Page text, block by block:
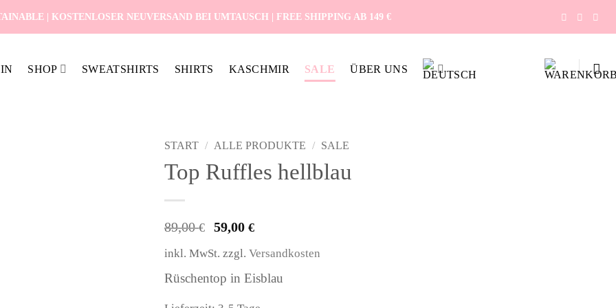
| KOSTENLOSER NEUVERSAND BEI UMTAUSCH | FREE SHIPPING AB 149 €
SHOP SWEATSHIRTS SHIRTS KASCHMIR SALE ÜBER UNS
START / ALLE PRODUKTE / SALE
Top Ruffles hellblau
89,00€
Ursprünglicher
Preis
war:
89,00 €
59,00 €Aktueller
Preis
ist:
59,00 €.
inkl. MwSt. zzgl. Versandkosten
Rüschentop in Eisblau